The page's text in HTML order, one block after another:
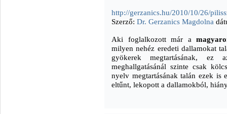
http://gerzanics.hu/2010/10/26/
Szerző: Dr. Gerzanics Magdolna
Aki foglalkozott már a
milyen nehéz eredeti dallamokat
gyökerek megtartásának,
meghallgatásánál szinte csak
nyelv megtartásának talán ezek is
eltűnt, lekopott a dallamokból,